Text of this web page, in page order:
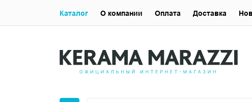
Каталог О компании Оплата Доставка